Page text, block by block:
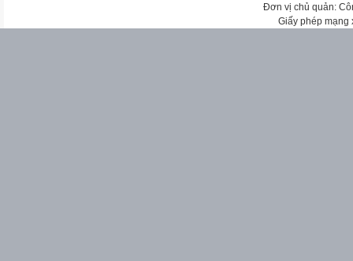
Đơn vị chủ quản:
Giấy phép mạng